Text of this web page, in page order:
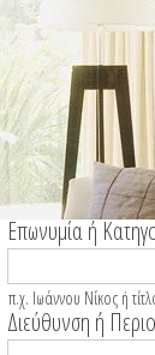
Επωνυμία ή
π.χ. Ιωάννου Νίκος ή
Διεύθυνση ή